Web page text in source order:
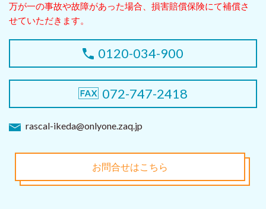
万が一の事故や故障があった場合、損害賠償保険にて補償さ
せていただきます。
0120-034-900
072-747-2418
rascal-ikeda@onlyone.zaq.jp
お問合せはこちら